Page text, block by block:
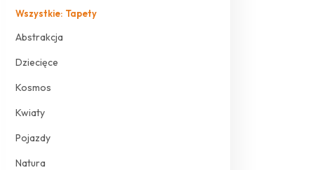
Wszystkie: Tapety
Abstrakcja
Dziecięce
Kosmos
Kwiaty
Pojazdy
Natura